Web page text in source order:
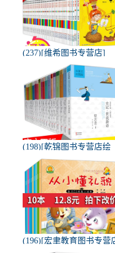
(237)[维希图书专营店]
【自选10本】阿衰大全集
月销量104件仅售68元
(198)[乾锦图书专营店绘
本,图画书]全套20册 蔡志
忠漫画中英文对照版 月销
量10件仅售315元
(196)[宏聿教育图书专营